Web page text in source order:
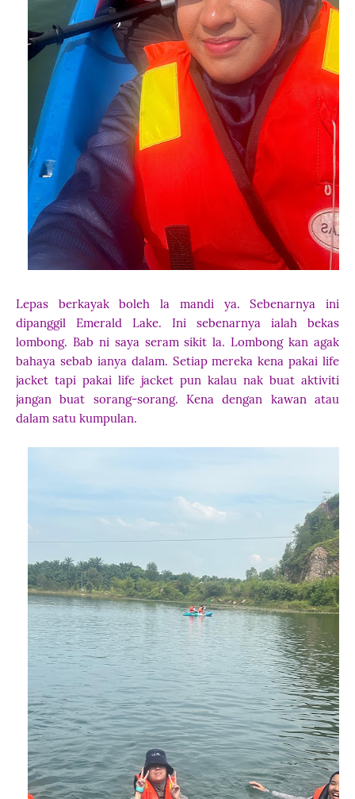
Lepas berkayak boleh la mandi ya. Sebenarnya ini
dipanggil Emerald Lake. Ini sebenarnya ialah bekas
lombong. Bab ni saya seram sikit la. Lombong kan agak
bahaya sebab ianya dalam. Setiap mereka kena pakai life
jacket tapi pakai life jacket pun kalau nak buat aktiviti
jangan buat sorang-sorang. Kena dengan kawan atau
dalam satu kumpulan.